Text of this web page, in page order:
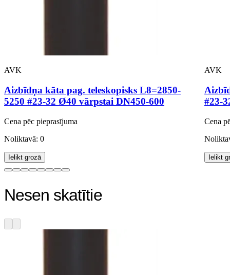
AVK
Aizbīdņa kāta pag. teleskopisks L8=2850-
5250 #23-32 Ø40 vārpstai DN450-600
Cena pēc pieprasījuma
Noliktavā: 0
Ielikt grozā
AVK
#23-
Cena
Ielikt
Nesen skatītie